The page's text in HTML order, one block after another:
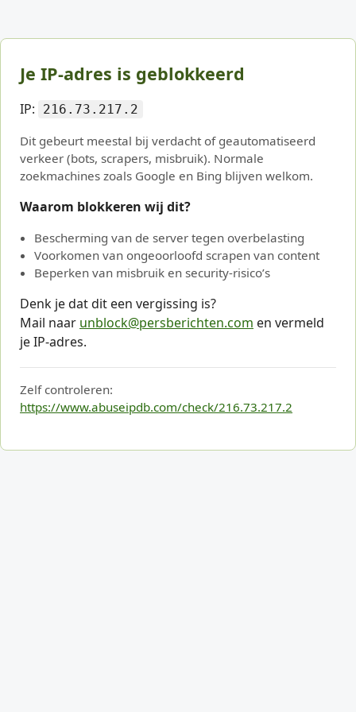
Je IP-adres is geblokkeerd
IP: 216.73.217.2
Dit gebeurt meestal bij verdacht of geautomatiseerd
verkeer (bots, scrapers, misbruik). Normale
zoekmachines zoals Google en Bing blijven welkom.
Waarom blokkeren wij dit?
Bescherming van de server tegen overbelasting
Voorkomen van ongeoorloofd scrapen van content
Beperken van misbruik en security-risico’s
Denk je dat dit een vergissing is?
Mail naar unblock@persberichten.com en vermeld
je IP-adres.
Zelf controleren:
https://www.abuseipdb.com/check/216.73.217.2